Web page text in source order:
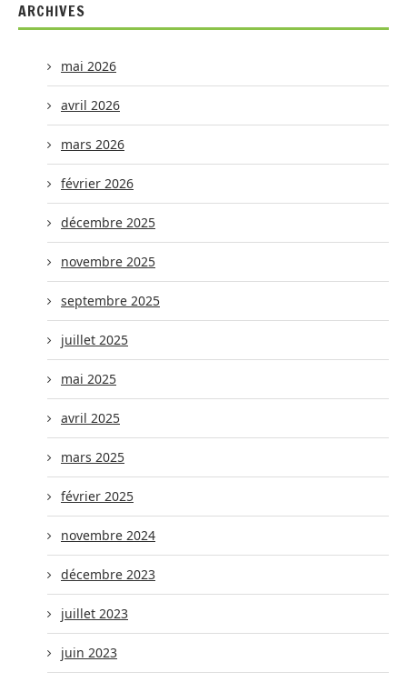
ARCHIVES
mai 2026
avril 2026
mars 2026
février 2026
décembre 2025
novembre 2025
septembre 2025
juillet 2025
mai 2025
avril 2025
mars 2025
février 2025
novembre 2024
décembre 2023
juillet 2023
juin 2023